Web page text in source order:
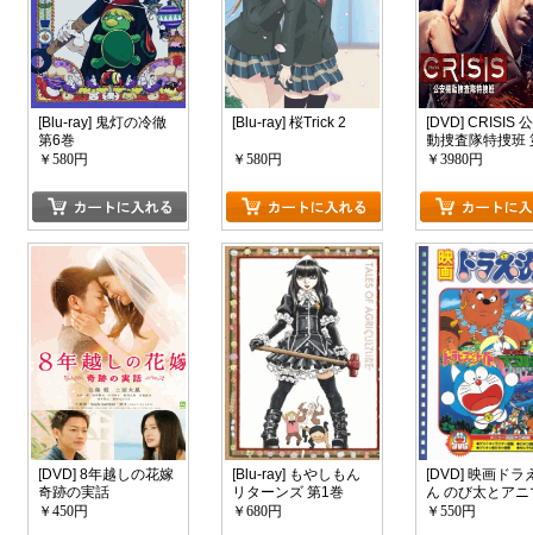
[Blu-ray] 鬼灯の冷徹
第6巻
￥580円
[Blu-ray] 桜Trick 2
￥580円
[DVD] CRISIS
動捜査隊特捜班
話- 第10話
￥3980円
[DVD] 8年越しの花嫁
奇跡の実話
￥450円
[Blu-ray] もやしもん
リターンズ 第1巻
￥680円
[DVD] 映画ドラ
ん のび太とア
惑星
￥550円